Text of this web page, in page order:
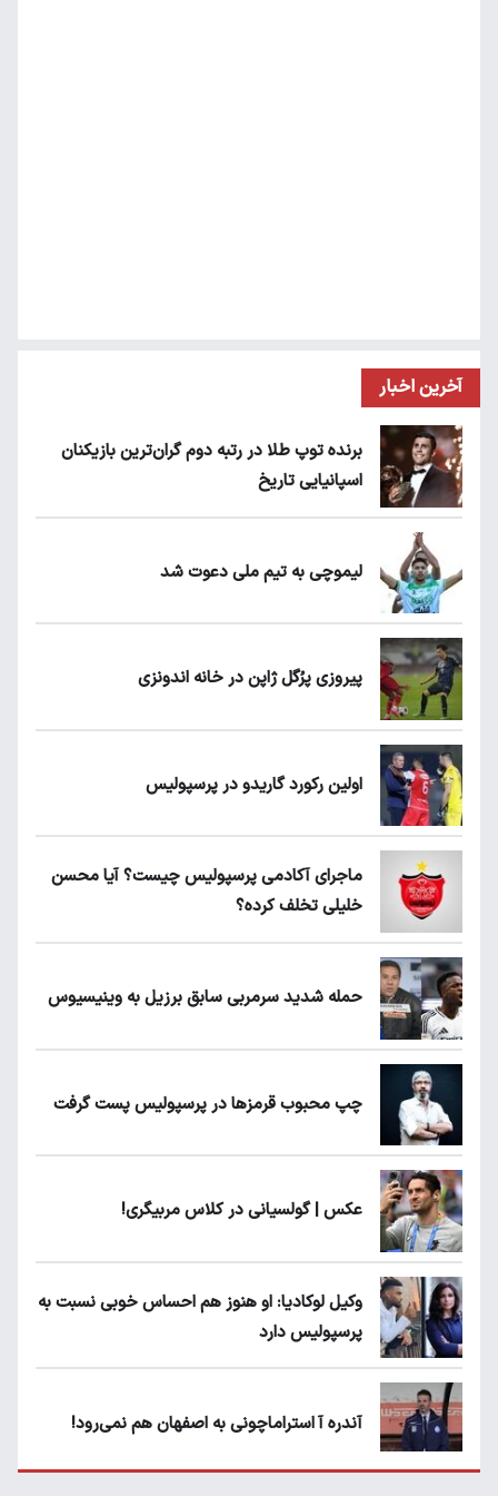
آخرین اخبار
برنده توپ طلا در رتبه دوم گران‌ترین بازیکنان
اسپانیایی تاریخ
لیموچی به تیم ملی دعوت شد
پیروزی پرُگل ژاپن در خانه اندونزی
اولین رکورد گاریدو در پرسپولیس
ماجرای آکادمی پرسپولیس چیست؟ آیا محسن
خلیلی تخلف کرده؟
حمله شدید سرمربی سابق برزیل به وینیسیوس
چپ محبوب قرمزها در پرسپولیس پست گرفت
عکس | گولسیانی در کلاس مربیگری!
وکیل لوکادیا: او هنوز هم احساس خوبی نسبت به
پرسپولیس دارد
آندره آ استراماچونی به اصفهان هم نمی‌رود!